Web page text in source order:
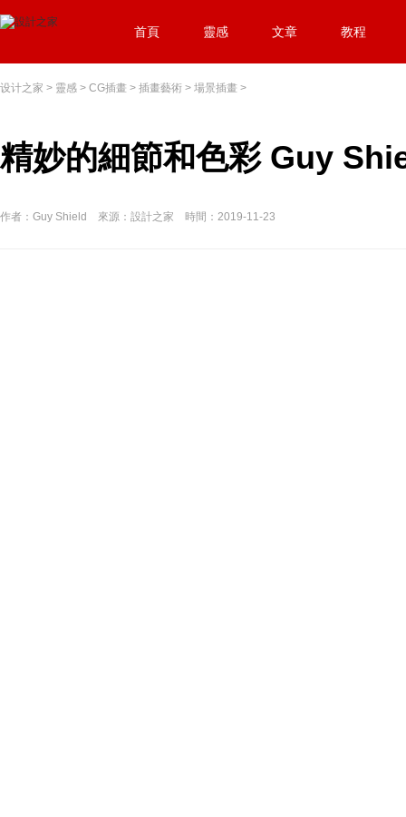
首頁 靈感 文章 教程
设计之家 > 靈感 > CG插畫 > 插畫藝術 > 場景插畫 >
精妙的細節和色彩 Guy
作者：Guy Shield 來源：設計之家 時間：2019-11-23